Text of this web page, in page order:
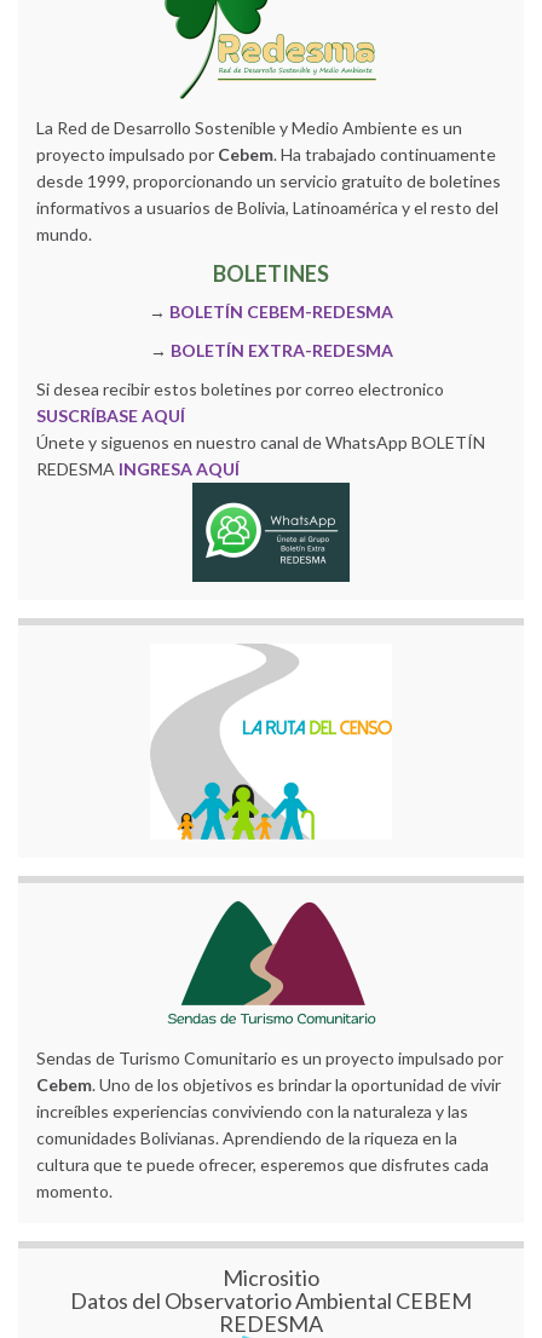
La Red de Desarrollo Sostenible y Medio Ambiente es un
proyecto impulsado por Cebem. Ha trabajado continuamente
desde 1999, proporcionando un servicio gratuito de boletines
informativos a usuarios de Bolivia, Latinoamérica y el resto del
mundo.
BOLETINES
→ BOLETÍN CEBEM-REDESMA
→ BOLETÍN EXTRA-REDESMA
Si desea recibir estos boletines por correo electronico
SUSCRÍBASE AQUÍ
Únete y siguenos en nuestro canal de WhatsApp BOLETÍN
REDESMA INGRESA AQUÍ
Sendas de Turismo Comunitario es un proyecto impulsado por
Cebem. Uno de los objetivos es brindar la oportunidad de vivir
increíbles experiencias conviviendo con la naturaleza y las
comunidades Bolivianas. Aprendiendo de la riqueza en la
cultura que te puede ofrecer, esperemos que disfrutes cada
momento.
Micrositio
Datos del Observatorio Ambiental CEBEM
REDESMA